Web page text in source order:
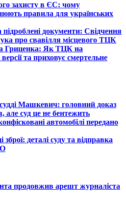
захисту в ЄС: чому
правила для українських
підроблені документи: Свідчення
про свавілля місцевого ТЦК
Гриценка: Як ТЦК на
та приховує смертельне
Машкевич: головний доказ
але суд це не бентежить
автомобілі передано
зброї: деталі суду та відправка
продовжив арешт журналіста